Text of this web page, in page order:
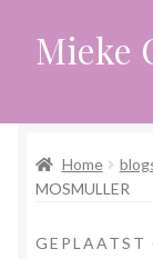
Ga
door
navigatie
Ga
naar
inhoud
Mieke
Afrekenen
Home
MOSMULLER
GEPLAATST